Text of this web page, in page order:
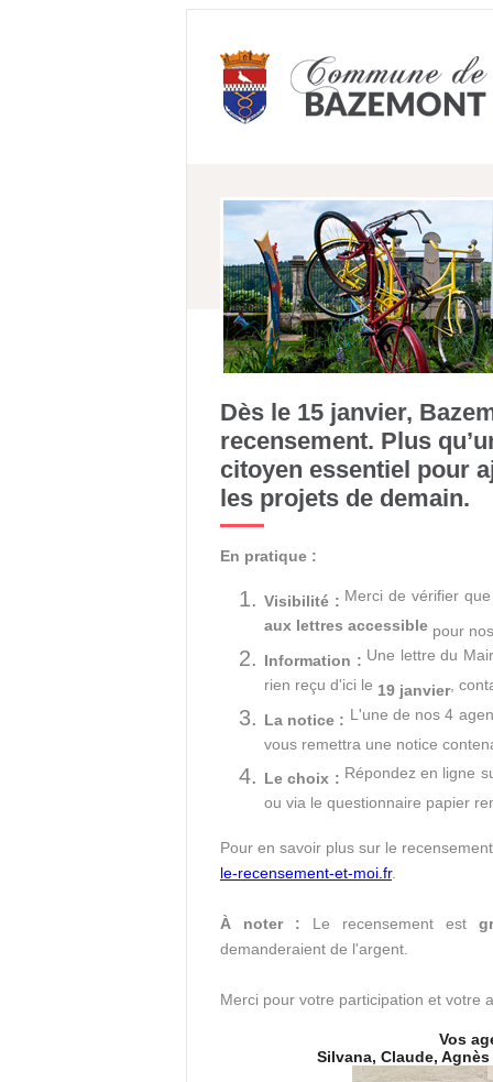
Dès le 15 janvier,
recensement. Plus
citoyen essentiel pour
les projets de demain.
En pratique :
Visibilité : Merci de vérifier
aux lettres accessible pour
Information : Une lettre du
rien reçu d'ici le 19 janvier,
La notice : L'une de nos 4
vous remettra une notice
Le choix : Répondez en ligne
ou via le questionnaire papier
Pour en savoir plus sur le
le-recensement-et-moi.fr.
À noter : Le recensement est
demanderaient de l'argent.
Merci pour votre participation et votre
Vos
Silvana, Claude,